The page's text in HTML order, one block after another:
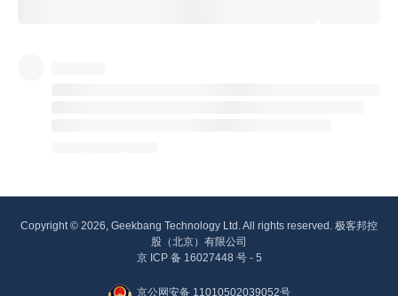
Copyright © 2026, Geekbang Technology Ltd. All rights reserved. 极客邦控
股（北京）有限公司
京 ICP 备 16027448 号 - 5
京公网安备 11010502039052号